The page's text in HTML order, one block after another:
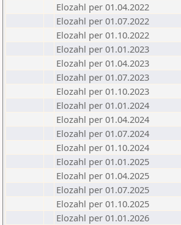
Elozahl per 01.04.2022
Elozahl per 01.07.2022
Elozahl per 01.10.2022
Elozahl per 01.01.2023
Elozahl per 01.04.2023
Elozahl per 01.07.2023
Elozahl per 01.10.2023
Elozahl per 01.01.2024
Elozahl per 01.04.2024
Elozahl per 01.07.2024
Elozahl per 01.10.2024
Elozahl per 01.01.2025
Elozahl per 01.04.2025
Elozahl per 01.07.2025
Elozahl per 01.10.2025
Elozahl per 01.01.2026